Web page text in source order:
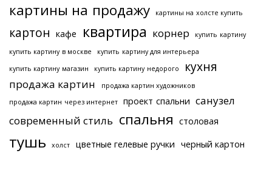
картины на продажу картины на холсте купить
картон кафе квартира корнер
купить картину
купить картину в москве
купить картину для интерьера
купить картину магазин
купить картину недорого кухня
продажа картин
продажа картин художников
продажа картин через интернет
проект спальни санузел
современный стиль спальня столовая
тушь холст цветные гелевые ручки черный картон